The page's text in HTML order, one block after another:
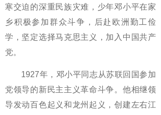
寒交迫的深重民族灾难，少年邓小平在家
乡积极参加群众斗争，后赴欧洲勤工俭
学，坚定选择马克思主义，加入中国共产
党。
1927年，邓小平同志从苏联回国参加
党领导的新民主主义革命斗争。他相继领
导发动百色起义和龙州起义，创建左右江